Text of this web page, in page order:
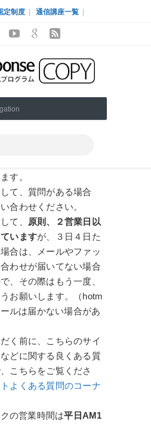
定制度 通信講座一覧
す。
て、質問がある場合
合わせください。
て、
原則、２営業日以
いますが、３日４日た
合は、メールやファッ
わせが届いてない場合
、その際はもう一度、
お願いします。（hotm
ルは届かない場合があ
く前に、こちらのサイ
どに関する良くある質
こちらをご覧くださ
よくある質問のコーナ
の営業時間は平日AM1